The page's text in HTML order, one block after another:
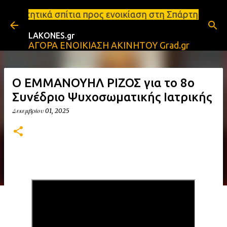
Μετάβαση στο κύριο περιεχόμενο
προς ενοικίαση στη Σπάρτη Ενοικιάσεις
LAKONES.gr
ΑΓΟΡΑ ΕΝΟΙΚΙΑΣΗ ΑΚΙΝΗΤΟΥ Grad.gr
Ο ΕΜΜΑΝΟΥΗΛ ΡΙΖΟΣ για το 8ο
Συνέδριο Ψυχοσωματικής Ιατρικής
Δεκεμβρίου 01, 2025